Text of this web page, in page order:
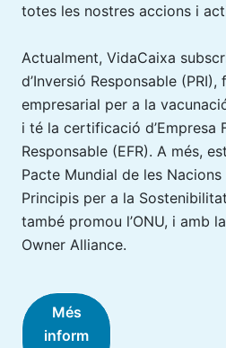
totes les nostres accions i
Actualment, VidaCaixa
d’Inversió Responsable
empresarial per a la
i té la certificació d’Empresa
Responsable (EFR). A més,
Pacte Mundial de les
Principis per a la
també promou l’ONU, i amb
Owner Alliance.
Més
inform